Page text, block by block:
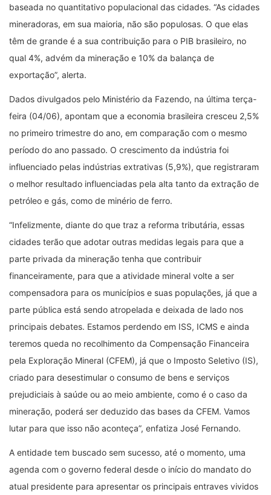
baseada no quantitativo populacional das cidades. “As cidades
mineradoras, em sua maioria, não são populosas. O que elas
têm de grande é a sua contribuição para o PIB brasileiro, no
qual 4%, advém da mineração e 10% da balança de
exportação”, alerta.
Dados divulgados pelo Ministério da Fazendo, na última terça-
feira (04/06), apontam que a economia brasileira cresceu 2,5%
no primeiro trimestre do ano, em comparação com o mesmo
período do ano passado. O crescimento da indústria foi
influenciado pelas indústrias extrativas (5,9%), que registraram
o melhor resultado influenciadas pela alta tanto da extração de
petróleo e gás, como de minério de ferro.
“Infelizmente, diante do que traz a reforma tributária, essas
cidades terão que adotar outras medidas legais para que a
parte privada da mineração tenha que contribuir
financeiramente, para que a atividade mineral volte a ser
compensadora para os municípios e suas populações, já que a
parte pública está sendo atropelada e deixada de lado nos
principais debates. Estamos perdendo em ISS, ICMS e ainda
teremos queda no recolhimento da Compensação Financeira
pela Exploração Mineral (CFEM), já que o Imposto Seletivo (IS),
criado para desestimular o consumo de bens e serviços
prejudiciais à saúde ou ao meio ambiente, como é o caso da
mineração, poderá ser deduzido das bases da CFEM. Vamos
lutar para que isso não aconteça”, enfatiza José Fernando.
A entidade tem buscado sem sucesso, até o momento, uma
agenda com o governo federal desde o início do mandato do
atual presidente para apresentar os principais entraves vividos